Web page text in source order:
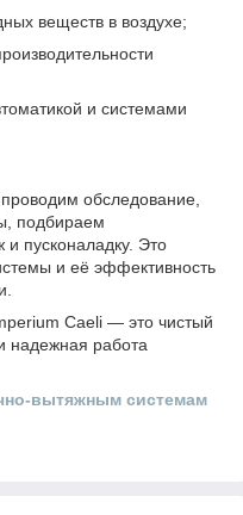
веществ в воздухе;
и системами
обследование,
подбираем
пусконаладку. Это
и её эффективность
Caeli — это чистый
надежная работа
вытяжным системам